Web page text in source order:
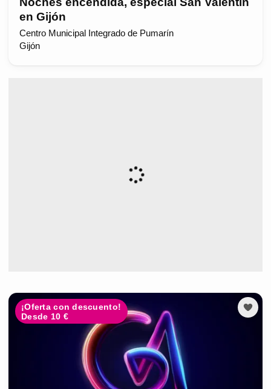
en Gijón
Centro Municipal Integrado de Pumarín
Gijón
¡Oferta con descuento!
Desde 10 €